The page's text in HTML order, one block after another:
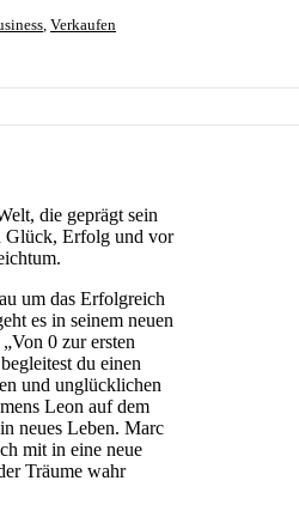
, Verkaufen
die geprägt sein
Glück, Erfolg und vor
um das Erfolgreich
es in seinem neuen
0 zur ersten
du einen
und unglücklichen
Leon auf dem
neues Leben.​ Marc
mit in eine neue
Träume wahr